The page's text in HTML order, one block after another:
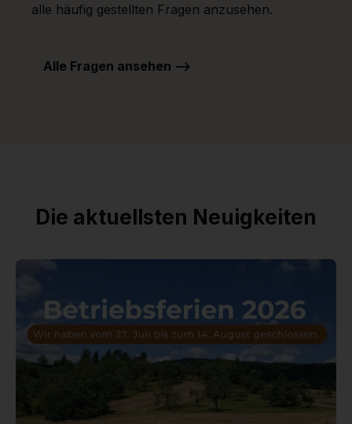
alle häufig gestellten Fragen anzusehen.
Alle Fragen ansehen -->
Die aktuellsten Neuigkeiten